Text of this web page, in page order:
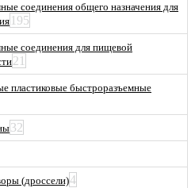
соединения общего назначения для
195
соединения для пищевой
21
пластиковые быстроразъемные
32
(дроссели)4